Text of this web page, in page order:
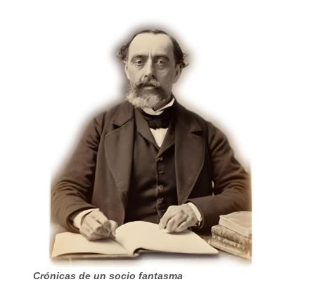
Crónicas de un socio fantasma